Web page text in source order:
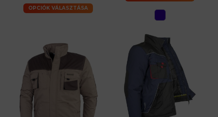
OPCIÓK VÁLASZTÁSA